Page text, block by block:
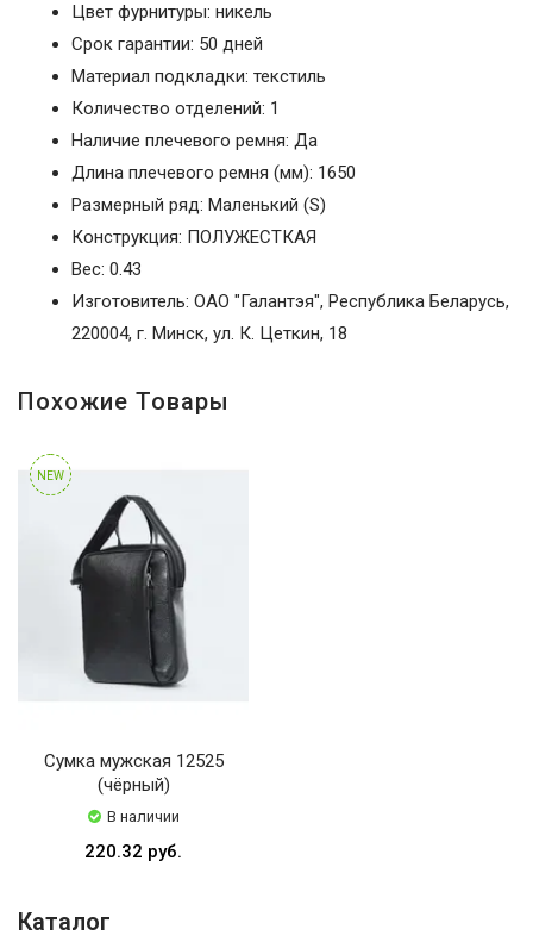
Цвет фурнитуры: никель
Срок гарантии: 50 дней
Материал подкладки: текстиль
Количество отделений: 1
Наличие плечевого ремня: Да
Длина плечевого ремня (мм): 1650
Размерный ряд: Маленький (S)
Конструкция: ПОЛУЖЕСТКАЯ
Вес: 0.43
Изготовитель: ОАО "Галантэя", Республика Беларусь,
220004, г. Минск, ул. К. Цеткин, 18
Похожие Товары
NEW
Сумка мужская 12525
(чёрный)
В наличии
220.32 руб.
Каталог